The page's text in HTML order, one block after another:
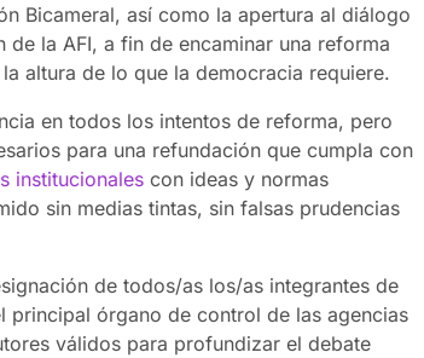
Bicameral, así como la apertura al diálogo
la AFI, a fin de encaminar una reforma
altura de lo que la democracia requiere.
en todos los intentos de reforma, pero
para una refundación que cumpla con
institucionalescon ideas y normas
sin medias tintas, sin falsas prudencias
de todos/as los/as integrantes de
principal órgano de control de las agencias
válidos para profundizar el debate